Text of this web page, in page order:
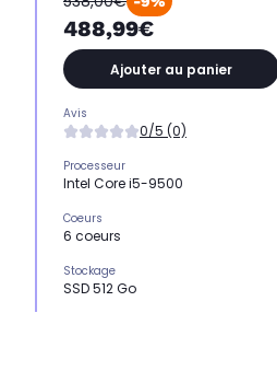
488,99€
Ajouter au panier
Avis
0/5 (0)
Processeur
Intel Core i5-9500
Coeurs
6 coeurs
Stockage
SSD 512 Go